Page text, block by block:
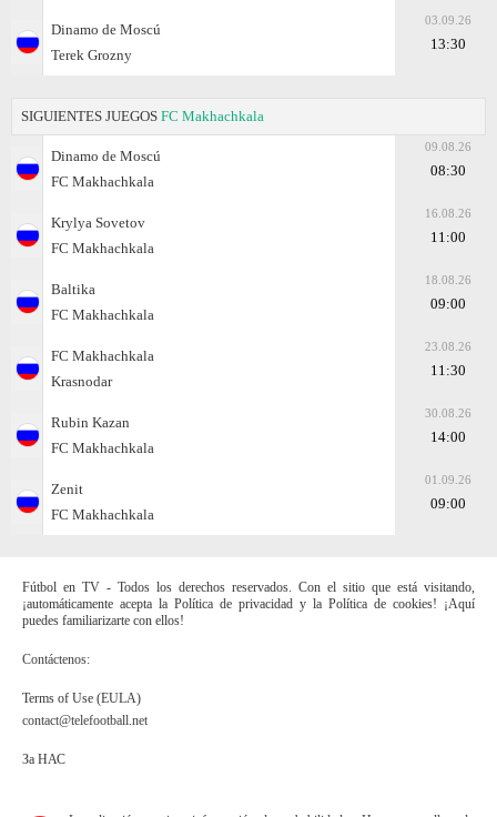
Dinamo de Moscú
Terek Grozny
03.09.26
13:30
SIGUIENTES JUEGOS FC Makhachkala
Dinamo de Moscú
FC Makhachkala
09.08.26
08:30
Krylya Sovetov
FC Makhachkala
16.08.26
11:00
Baltika
FC Makhachkala
18.08.26
09:00
FC Makhachkala
Krasnodar
23.08.26
11:30
Rubin Kazan
FC Makhachkala
30.08.26
14:00
Zenit
FC Makhachkala
01.09.26
09:00
Fútbol en TV - Todos los derechos reservados. Con el sitio que está visitando,
¡automáticamente acepta la Política de privacidad y la Política de cookies! ¡Aquí
puedes familiarizarte con ellos!
Contáctenos:
Terms of Use (EULA)
contact@telefootball.net
За НАС